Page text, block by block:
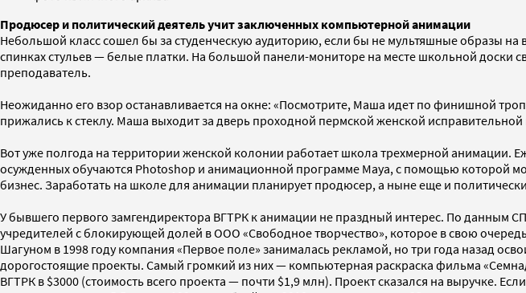
Продюсер и политический деятель учит заключенных компьютерной анимации
Небольшой класс сошел бы за студенческую аудиторию, если бы не мультяшные образы
спинках стульев — белые платки. На большой панели-мониторе на месте школьной доски
преподаватель.
Неожиданно его взор останавливается на окне: «Посмотрите, Маша идет по финишной
прижались к стеклу. Маша выходит за дверь проходной пермской женской
Вот уже полгода на территории женской колонии работает школа трехмерной
осужденных обучаются Photoshop и анимационной программе Maya, с помощью которой
бизнес. Заработать на школе для анимации планирует продюсер, а ныне еще и
У бывшего первого замгендиректора ВГТРК к анимации не праздный интерес. По данным
учредителей с блокирующей долей в ООО «Свободное творчество», которое в свою
Шагуном в 1998 году компания «Первое поле» занималась рекламой, но три года назад
дорогостоящие проекты. Самый громкий из них — компьютерная раскраска фильма
ВГТРК в $3000 (стоимость всего проекта — почти $1,9 млн). Проект сказался на выручке.